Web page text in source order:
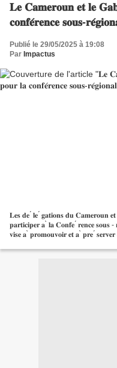
𝐋𝐞 𝐂𝐚𝐦𝐞𝐫𝐨𝐮𝐧 𝐞𝐭 𝐥𝐞
𝐜𝐨𝐧𝐟𝐞́𝐫𝐞𝐧𝐜𝐞 𝐬𝐨𝐮𝐬-
Publié le 29/05/2025 à 19:08
Par Impactus
𝐋𝐞𝐬 𝐝𝐞 ́ 𝐥𝐞 ́ 𝐠𝐚𝐭𝐢𝐨𝐧𝐬 𝐝𝐮 𝐂𝐚𝐦𝐞𝐫𝐨𝐮𝐧
𝐩𝐚𝐫𝐭𝐢𝐜𝐢𝐩𝐞𝐫 𝐚 ̀ 𝐥𝐚 𝐂𝐨𝐧𝐟𝐞 ́ 𝐫𝐞𝐧𝐜𝐞
𝐯𝐢𝐬𝐞 𝐚 ̀ 𝐩𝐫𝐨𝐦𝐨𝐮𝐯𝐨𝐢𝐫 𝐞𝐭 𝐚 ̀ 𝐩𝐫𝐞 ́ 𝐬𝐞𝐫𝐯𝐞𝐫